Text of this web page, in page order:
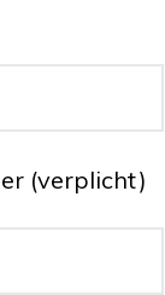
(verplicht)